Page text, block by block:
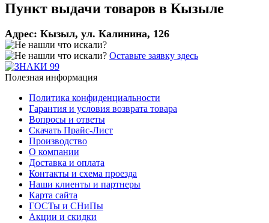
Пункт выдачи товаров в Кызыле
Адрес: Кызыл, ул. Калинина, 126
Оставьте заявку здесь
Полезная информация
Политика конфиденциальности
Гарантия и условия возврата товара
Вопросы и ответы
Скачать Прайс-Лист
Производство
О компании
Доставка и оплата
Контакты и схема проезда
Наши клиенты и партнеры
Карта сайта
ГОСТы и СНиПы
Акции и скидки